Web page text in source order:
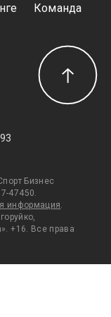
Команда
Бизнес
47450.
информация.
+16. Все права